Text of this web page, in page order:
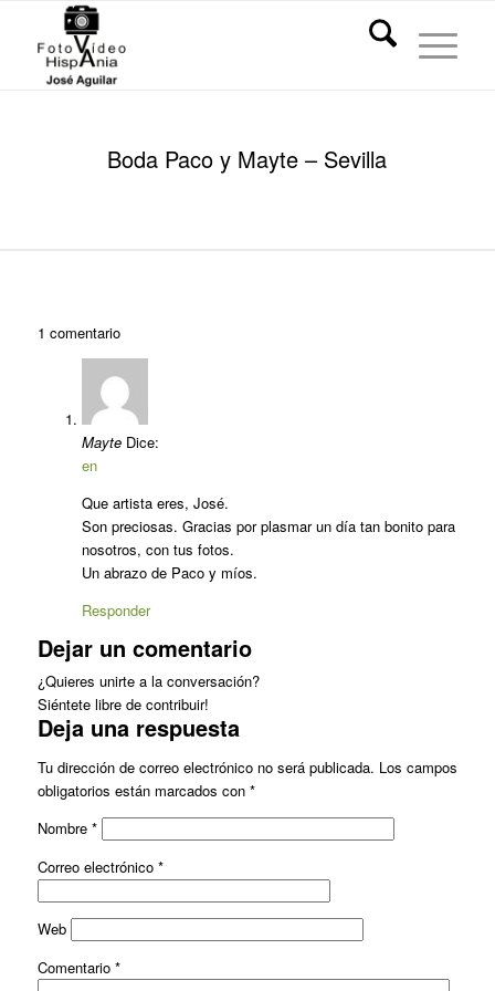
Boda Paco y Mayte – Sevilla
1 comentario
Mayte Dice:
en
Que artista eres, José.
Son preciosas. Gracias por plasmar un día tan bonito para
nosotros, con tus fotos.
Un abrazo de Paco y míos.
Responder
Dejar un comentario
¿Quieres unirte a la conversación?
Siéntete libre de contribuir!
Deja una respuesta
Tu dirección de correo electrónico no será publicada. Los campos
obligatorios están marcados con *
Nombre *
Correo electrónico *
Web
Comentario *